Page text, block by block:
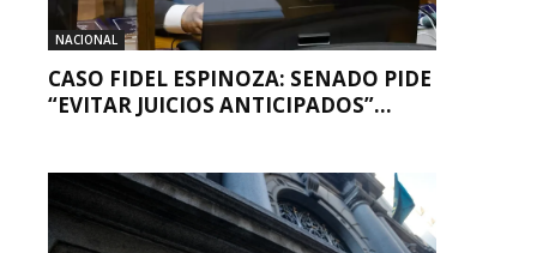
NACIONAL
CASO FIDEL ESPINOZA: SENADO PIDE
“EVITAR JUICIOS ANTICIPADOS”...